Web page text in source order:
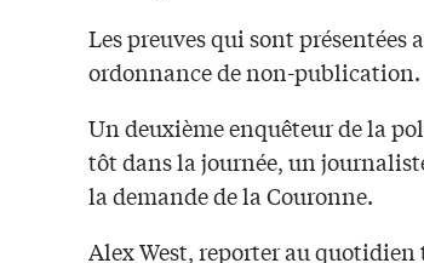
Les preuves qui sont présentées
ordonnance de non-publication.
Un deuxième enquêteur de la
tôt dans la journée, un
la demande de la Couronne.
Alex West, reporter au